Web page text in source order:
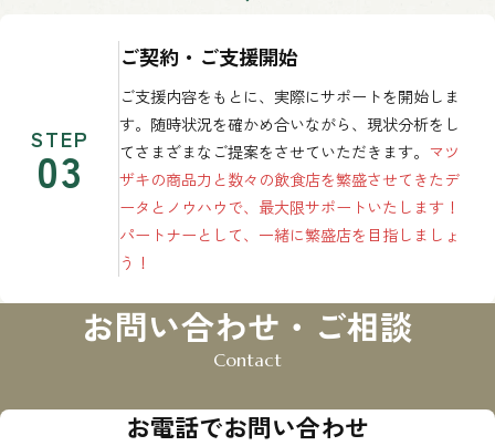
STEP
03
ご契約・ご支援開始
ご支援内容をもとに、実際にサポートを開始しま
す。随時状況を確かめ合いながら、現状分析をし
てさまざまなご提案をさせていただきます。 マツ
ザキの商品力と数々の飲食店を繁盛させてきたデ
ータとノウハウで、最大限サポートいたします！
パートナーとして、一緒に繁盛店を目指しましょ
う！
お問い合わせ・ご相談
お電話でお問い合わせ